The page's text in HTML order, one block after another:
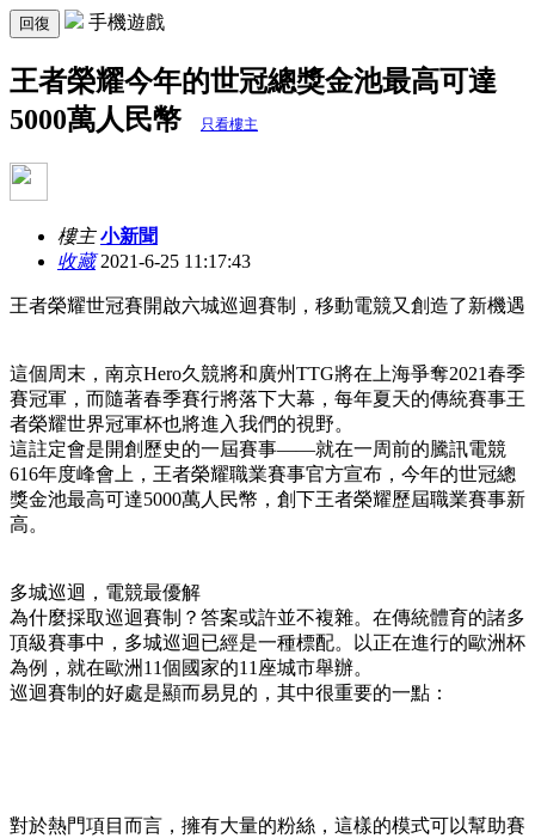
回復 手機遊戲
王者榮耀今年的世冠總獎金池最高可達
5000萬人民幣
只看樓主
樓主 小新聞
收藏2021-6-25 11:17:43
王者榮耀世冠賽開啟六城巡迴賽制，移動電競又創造了新機遇
這個周末，南京Hero久競將和廣州TTG將在上海爭奪2021春季
賽冠軍，而隨著春季賽行將落下大幕，每年夏天的傳統賽事王
者榮耀世界冠軍杯也將進入我們的視野。
這註定會是開創歷史的一屆賽事——就在一周前的騰訊電競
616年度峰會上，王者榮耀職業賽事官方宣布，今年的世冠總
獎金池最高可達5000萬人民幣，創下王者榮耀歷屆職業賽事新
高。
多城巡迴，電競最優解
為什麼採取巡迴賽制？答案或許並不複雜。在傳統體育的諸多
頂級賽事中，多城巡迴已經是一種標配。以正在進行的歐洲杯
為例，就在歐洲11個國家的11座城市舉辦。
巡迴賽制的好處是顯而易見的，其中很重要的一點：
對於熱門項目而言，擁有大量的粉絲，這樣的模式可以幫助賽